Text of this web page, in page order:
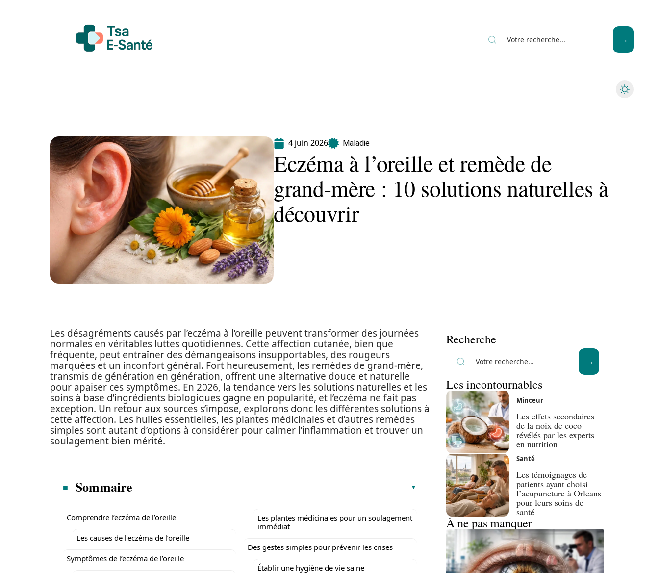
4 juin 2026 Maladie
Eczéma à l’oreille et remède de
grand-mère : 10 solutions naturelles à
découvrir
Les désagréments causés par l’eczéma à l’oreille peuvent transformer des journées
normales en véritables luttes quotidiennes. Cette affection cutanée, bien que
fréquente, peut entraîner des démangeaisons insupportables, des rougeurs
marquées et un inconfort général. Fort heureusement, les remèdes de grand-mère,
transmis de génération en génération, offrent une alternative douce et naturelle
pour apaiser ces symptômes. En 2026, la tendance vers les solutions naturelles et les
soins à base d’ingrédients biologiques gagne en popularité, et l’eczéma ne fait pas
exception. Un retour aux sources s’impose, explorons donc les différentes solutions à
cette affection. Les huiles essentielles, les plantes médicinales et d’autres remèdes
simples sont autant d’options à considérer pour calmer l’inflammation et trouver un
soulagement bien mérité.
Sommaire
Comprendre l’eczéma de l’oreille
Les causes de l’eczéma de l’oreille
Symptômes de l’eczéma de l’oreille
Les plantes médicinales pour un soulagement
immédiat
Des gestes simples pour prévenir les crises
Établir une hygiène de vie saine
Recherche
Les incontournables
Minceur
Les effets secondaires
de la noix de coco
révélés par les experts
en nutrition
Santé
Les témoignages de
patients ayant choisi
l’acupuncture à Orleans
pour leurs soins de
santé
À ne pas manquer